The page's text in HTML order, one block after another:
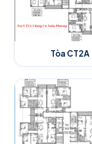
Tòa CT2A